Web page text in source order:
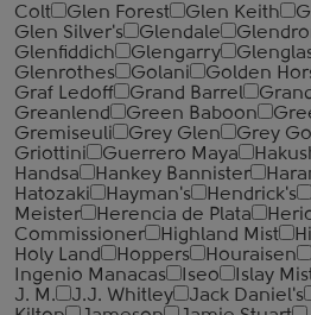
Colt
Glen Forest Glen Keith
Glen Silver's
Glendale
Glenfiddich
Glengarry
Glenrothes
Golani Golden
Graf Ledoff
Grand Barrel
Greanlend
Green Baboon
Gremiseuli
Grey Glen Grey
Griottini
Guerrero Maya
Handsa
Hankey Bannister
Hatozaki
Hayman's Hendrick's
Meister
Herencia de Plata
Commissioner
Highland Mist
Holy Land
Hoppers Houraisen
Ingenio Manacas
Iseo Islay
J. M.
J.J. Whitley Jack Daniel's